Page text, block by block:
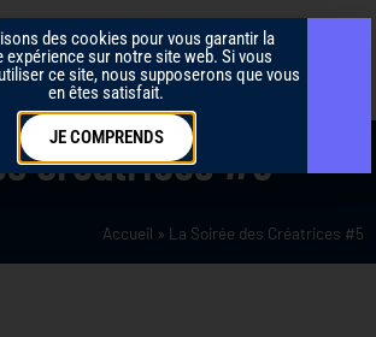
créatrices #5
Accueil » La Soirée des Créatrices #5
des cookies pour vous garantir la
expérience sur notre site web. Si vous
ce site, nous supposerons que vous
en êtes satisfait.
JE COMPRENDS